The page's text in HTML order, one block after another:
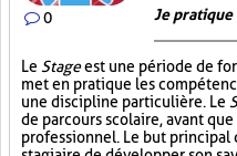
0 Je pratique
Le Stageest une période de
met en pratique les
une discipline particulière. Le
de parcours scolaire, avant
professionnel. Le but principal